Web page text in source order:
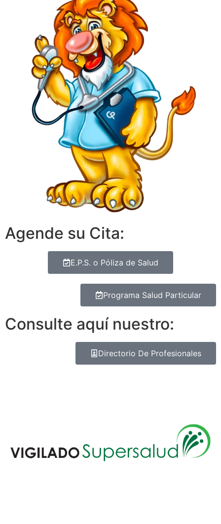
Agende su Cita:
E.P.S. o Póliza de Salud
Programa Salud Particular
Consulte aquí nuestro:
Directorio De Profesionales